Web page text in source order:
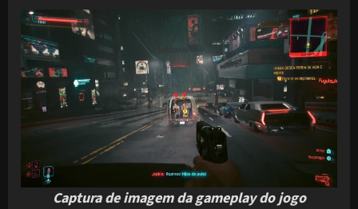
Captura de imagem da gameplay do jogo